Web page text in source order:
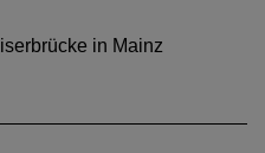
in Mainz